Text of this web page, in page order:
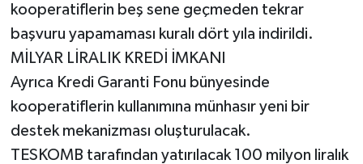
kooperatiflerin beş sene geçmeden tekrar
başvuru yapamaması kuralı dört yıla indirildi.
MİLYAR LİRALIK KREDİ İMKANI
Ayrıca Kredi Garanti Fonu bünyesinde
kooperatiflerin kullanımına münhasır yeni bir
destek mekanizması oluşturulacak.
TESKOMB tarafından yatırılacak 100 milyon liralık